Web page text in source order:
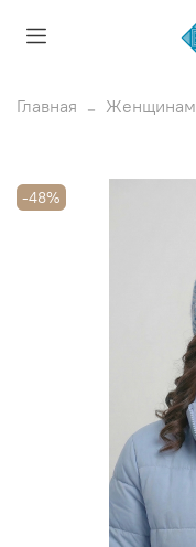
Главная Женщинам
-48%